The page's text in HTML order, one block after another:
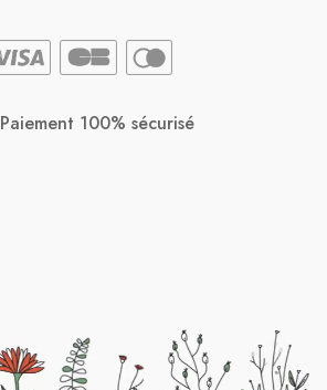
Paiement 100% sécurisé